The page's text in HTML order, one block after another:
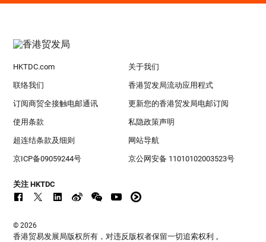
HKTDC.com 关于我们
联络我们 香港贸发局流动应用程式
订阅商贸全接触电邮通讯 更新您的香港贸发局电邮订阅
使用条款 私隐政策声明
超连结条款及细则 网站导航
京ICP备09059244号 京公网安备 11010102003523号
关注 HKTDC
© 2026
香港贸易发展局版权所有，对违反版权者保留一切追索权利 。